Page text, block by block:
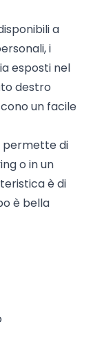
a
i
esposti nel
destro
un facile
permette di
o in un
è di
è bella